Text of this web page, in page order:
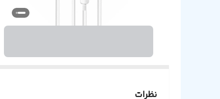
نظرات